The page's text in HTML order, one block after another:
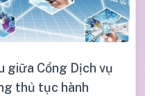
giữa Cổng Dịch vụ
thủ tục hành